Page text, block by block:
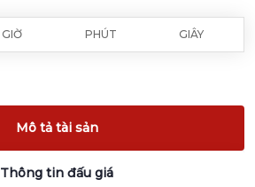
GIỜ PHÚT GIÂY
Mô tả tài sản
Thông tin đấu giá